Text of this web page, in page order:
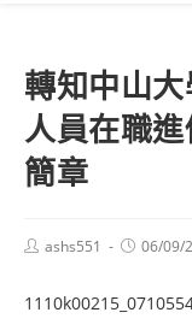
轉知中山
人員在職
簡章
Postashs551
Post06/09/